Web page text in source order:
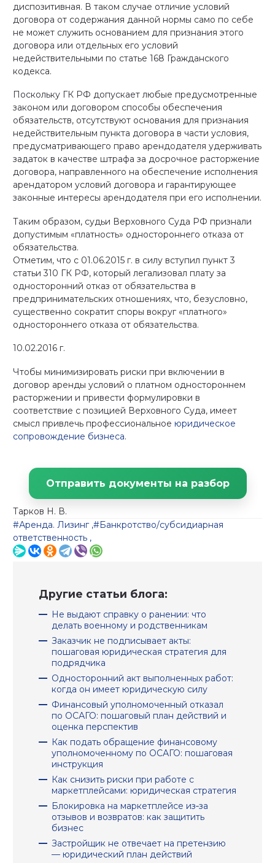
диспозитивная. В таком случае отличие условий
договора от содержания данной нормы само по себе
не может служить основанием для признания этого
договора или отдельных его условий
недействительными по статье 168 Гражданского
кодекса.
Поскольку ГК РФ допускает любые предусмотренные
законом или договором способы обеспечения
обязательств, отсутствуют основания для признания
недействительным пункта договора в части условия,
предусматривающего право арендодателя удерживать
задаток в качестве штрафа за досрочное расторжение
договора, направленного на обеспечение исполнения
арендатором условий договора и гарантирующее
законные интересы арендодателя при его исполнении.
Таким образом, судьи Верховного Суда РФ признали
допустимым «платность» одностороннего отказа от
обязательства.
Отметим, что с 01.06.2015 г. в силу вступил пункт 3
статьи 310 ГК РФ, который легализовал плату за
односторонний отказ от обязательства в
предпринимательских отношениях, что, безусловно,
существенно сократит споры вокруг «платного»
одностороннего отказа от обязательства.
10.02.2016 г.
Чтобы минимизировать риски при включении в
договор аренды условий о платном одностороннем
расторжении и привести формулировки в
соответствие с позицией Верховного Суда, имеет
смысл привлечь профессиональное юридическое
сопровождение бизнеса.
Отправить документы на разбор
Тарков Н. В.
#Аренда. Лизинг,#Банкротство/субсидиарная
ответственность ,
Другие статьи блога:
Не выдают справку о ранении: что
делать военному и родственникам
Заказчик не подписывает акты:
пошаговая юридическая стратегия для
подрядчика
Односторонний акт выполненных работ:
когда он имеет юридическую силу
Финансовый уполномоченный отказал
по ОСАГО: пошаговый план действий и
оценка перспектив
Как подать обращение финансовому
уполномоченному по ОСАГО: пошаговая
инструкция
Как снизить риски при работе с
маркетплейсами: юридическая стратегия
Блокировка на маркетплейсе из‑за
отзывов и возвратов: как защитить
бизнес
Застройщик не отвечает на претензию
— юридический план действий